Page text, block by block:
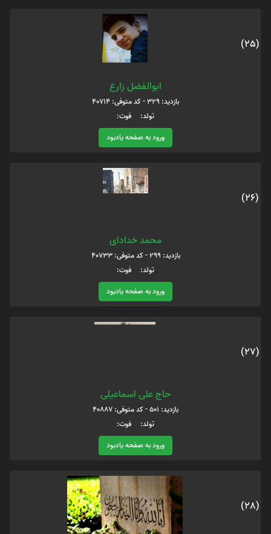
(25)
ابوالفضل زارع
بازدید: 329 - کد متوفی: 40714
تولد: فوت:
ورود به صفحه یادبود
(26)
محمد خدادای
بازدید: 299 - کد متوفی: 40733
تولد: فوت:
ورود به صفحه یادبود
(27)
حاج علی اسماعیلی
بازدید: 501 - کد متوفی: 40887
تولد: فوت:
ورود به صفحه یادبود
(28)